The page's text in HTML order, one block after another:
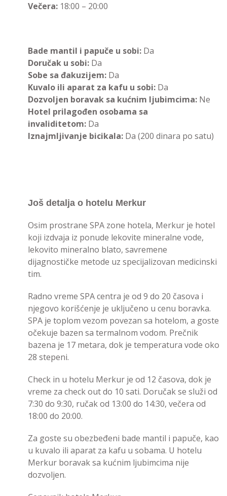
Večera: 18:00 – 20:00
Bade mantil i papuče u sobi: Da
Doručak u sobi: Da
Sobe sa đakuzijem: Da
Kuvalo ili aparat za kafu u sobi: Da
Dozvoljen boravak sa kućnim ljubimcima: Ne
Hotel prilagođen osobama sa
invaliditetom: Da
Iznajmljivanje bicikala: Da (200 dinara po satu)
Još detalja o hotelu Merkur
Osim prostrane SPA zone hotela, Merkur je hotel
koji izdvaja iz ponude lekovite mineralne vode,
lekovito mineralno blato, savremene
dijagnostičke metode uz specijalizovan medicinski
tim.
Radno vreme SPA centra je od 9 do 20 časova i
njegovo korišćenje je uključeno u cenu boravka.
SPA je toplom vezom povezan sa hotelom, a goste
očekuje bazen sa termalnom vodom. Prečnik
bazena je 17 metara, dok je temperatura vode oko
28 stepeni.
Check in u hotelu Merkur je od 12 časova, dok je
vreme za check out do 10 sati. Doručak se služi od
7:30 do 9:30, ručak od 13:00 do 14:30, večera od
18:00 do 20:00.
Za goste su obezbeđeni bade mantil i papuče, kao
u kuvalo ili aparat za kafu u sobama. U hotelu
Merkur boravak sa kućnim ljubimcima nije
dozvoljen.